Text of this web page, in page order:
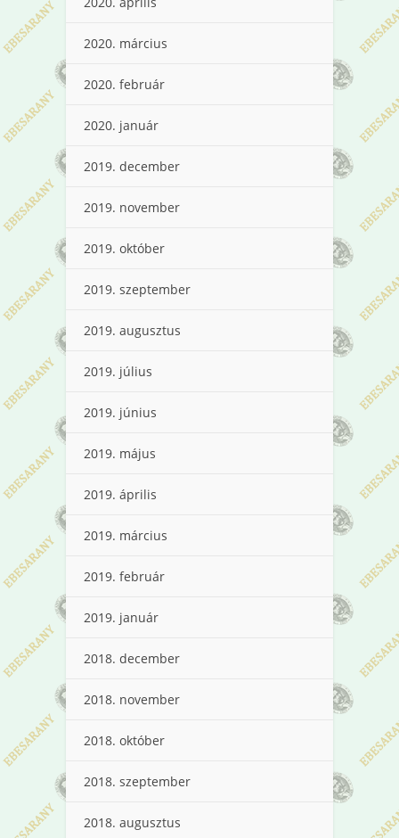
2020. március
2020. február
2020. január
2019. december
2019. november
2019. október
2019. szeptember
2019. augusztus
2019. július
2019. június
2019. május
2019. április
2019. március
2019. február
2019. január
2018. december
2018. november
2018. október
2018. szeptember
2018. augusztus